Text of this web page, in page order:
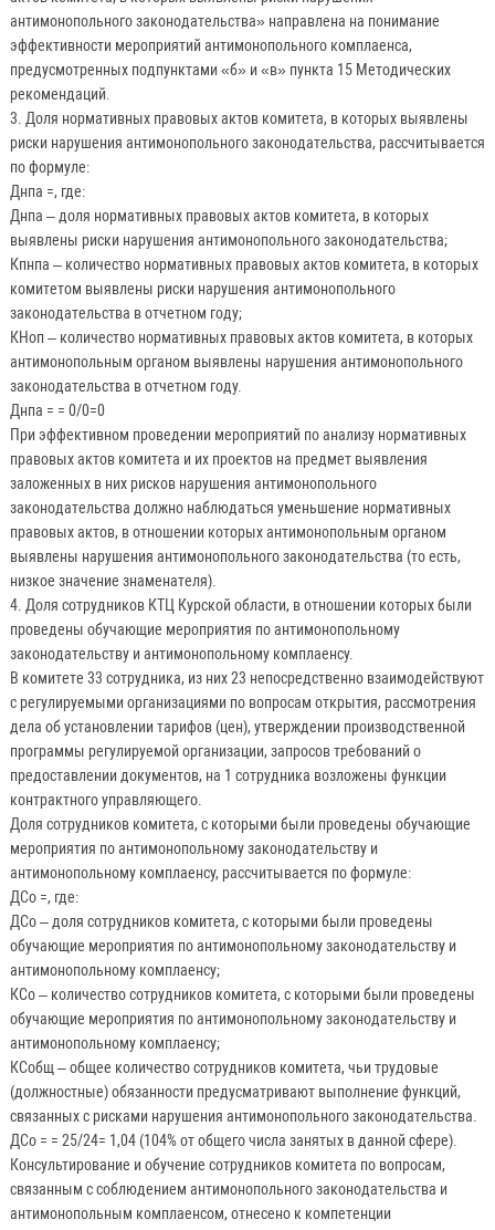
антимонопольного законодательства» направлена на понимание
эффективности мероприятий антимонопольного комплаенса,
предусмотренных подпунктами «б» и «в» пункта 15 Методических
рекомендаций.
3. Доля нормативных правовых актов комитета, в которых выявлены
риски нарушения антимонопольного законодательства, рассчитывается
по формуле:
Днпа =, где:
Днпа – доля нормативных правовых актов комитета, в которых
выявлены риски нарушения антимонопольного законодательства;
Кпнпа – количество нормативных правовых актов комитета, в которых
комитетом выявлены риски нарушения антимонопольного
законодательства в отчетном году;
КНоп – количество нормативных правовых актов комитета, в которых
антимонопольным органом выявлены нарушения антимонопольного
законодательства в отчетном году.
Днпа = = 0/0=0
При эффективном проведении мероприятий по анализу нормативных
правовых актов комитета и их проектов на предмет выявления
заложенных в них рисков нарушения антимонопольного
законодательства должно наблюдаться уменьшение нормативных
правовых актов, в отношении которых антимонопольным органом
выявлены нарушения антимонопольного законодательства (то есть,
низкое значение знаменателя).
4. Доля сотрудников КТЦ Курской области, в отношении которых были
проведены обучающие мероприятия по антимонопольному
законодательству и антимонопольному комплаенсу.
В комитете 33 сотрудника, из них 23 непосредственно взаимодействуют
с регулируемыми организациями по вопросам открытия, рассмотрения
дела об установлении тарифов (цен), утверждении производственной
программы регулируемой организации, запросов требований о
предоставлении документов, на 1 сотрудника возложены функции
контрактного управляющего.
Доля сотрудников комитета, с которыми были проведены обучающие
мероприятия по антимонопольному законодательству и
антимонопольному комплаенсу, рассчитывается по формуле:
ДСо =, где:
ДСо – доля сотрудников комитета, с которыми были проведены
обучающие мероприятия по антимонопольному законодательству и
антимонопольному комплаенсу;
КСо – количество сотрудников комитета, с которыми были проведены
обучающие мероприятия по антимонопольному законодательству и
антимонопольному комплаенсу;
КСобщ – общее количество сотрудников комитета, чьи трудовые
(должностные) обязанности предусматривают выполнение функций,
связанных с рисками нарушения антимонопольного законодательства.
ДСо = = 25/24= 1,04 (104% от общего числа занятых в данной сфере).
Консультирование и обучение сотрудников комитета по вопросам,
связанным с соблюдением антимонопольного законодательства и
антимонопольным комплаенсом, отнесено к компетенции